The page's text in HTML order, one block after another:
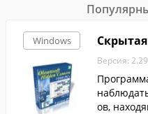
Windows
Версия:
ов,